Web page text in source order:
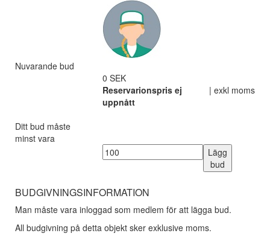
Nuvarande bud
0 SEK
| exkl moms
Reservarionspris ej
uppnått
Ditt bud måste
minst vara
Lägg
bud
BUDGIVNINGSINFORMATION
Man måste vara inloggad som medlem för att lägga bud.
All budgivning på detta objekt sker exklusive moms.